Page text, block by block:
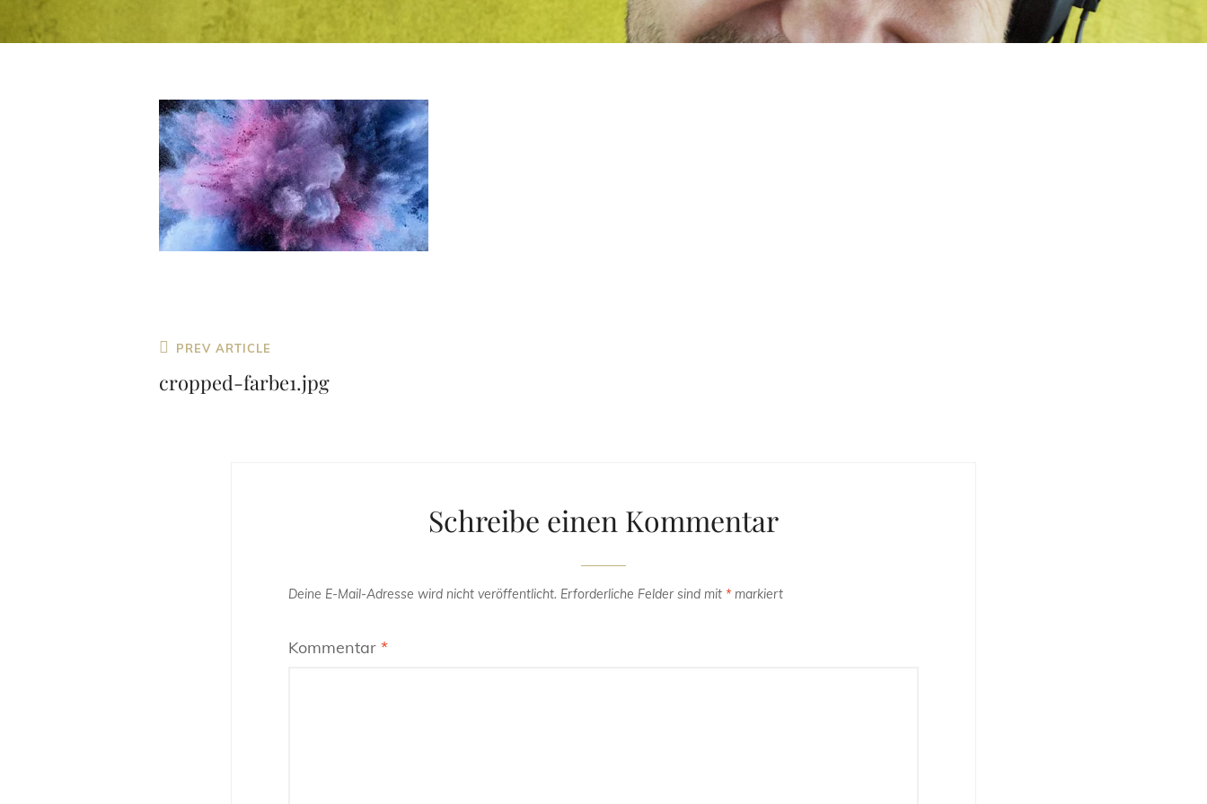
Beitragsnavigation
Previous
Post
PREV ARTICLE
cropped-farbe1.jpg
Schreibe einen Kommentar
Deine E-Mail-Adresse wird nicht veröffentlicht. Erforderliche Felder sind mit * markiert
Kommentar *